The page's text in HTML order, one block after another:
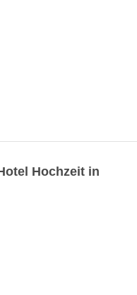
Hochzeit in